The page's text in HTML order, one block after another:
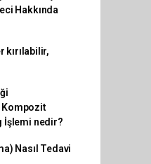
Hakkında
kırılabilir,
Kompozit
İşlemi nedir?
Nasıl Tedavi